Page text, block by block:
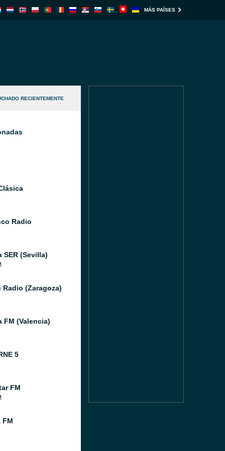
MÁS PAÍSES
RECIENTEMENTE
Radio
SER (Sevilla)
Radio (Zaragoza)
FM (Valencia)
5
FM
FM